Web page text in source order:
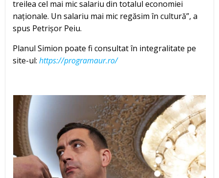
treilea cel mai mic salariu din totalul economiei
naționale. Un salariu mai mic regăsim în cultură”, a
spus Petrișor Peiu.
Planul Simion poate fi consultat în integralitate pe
site-ul: https://programaur.ro/